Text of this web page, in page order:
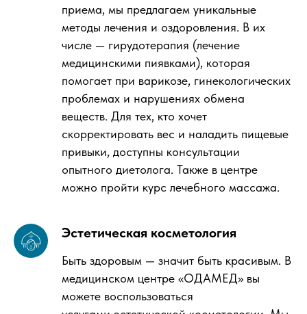
приема, мы предлагаем уникальные
методы лечения и оздоровления. В их
числе — гирудотерапия (лечение
медицинскими пиявками), которая
помогает при варикозе, гинекологических
проблемах и нарушениях обмена
веществ. Для тех, кто хочет
скорректировать вес и наладить пищевые
привыки, доступны консультации
опытного диетолога. Также в центре
можно пройти курс лечебного массажа.
Эстетическая косметология
Быть здоровым — значит быть красивым. В
медицинском центре «ОДАМЕД» вы
можете воспользоваться